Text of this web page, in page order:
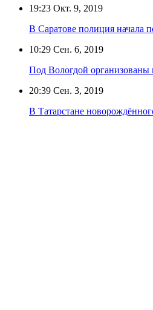
19:23 Окт. 9, 2019
В Саратове полиция начала
10:29 Сен. 6, 2019
Под Вологдой организованы
20:39 Сен. 3, 2019
В Татарстане